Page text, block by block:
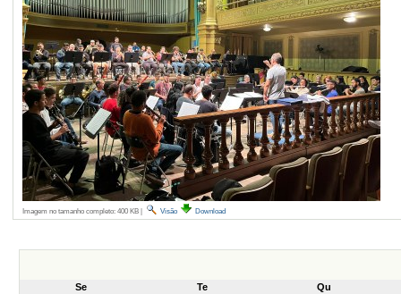
Imagem no tamanho completo: 400 KB| Visão Download
Se Te
Qu